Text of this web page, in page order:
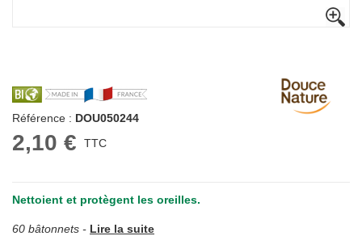
Référence : DOU050244
2,10 € TTC
Nettoient et protègent les oreilles.
60 bâtonnets - Lire la suite